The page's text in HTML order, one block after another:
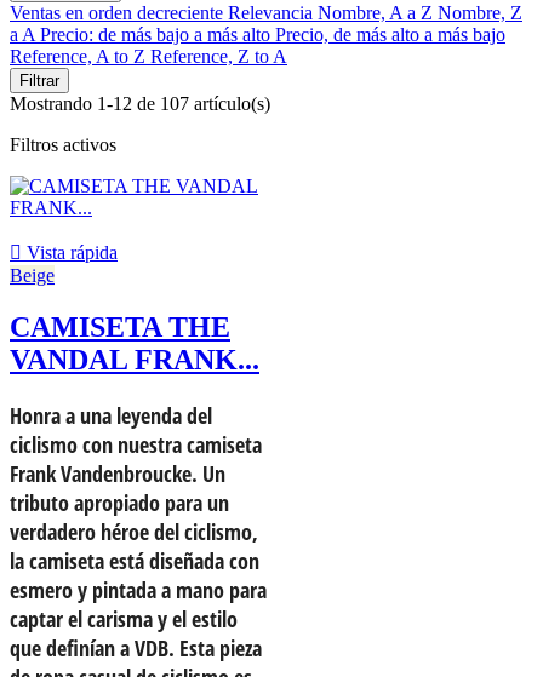
Ventas en orden decreciente Relevancia Nombre, A a Z Nombre, Z
a A Precio: de más bajo a más alto Precio, de más alto a más bajo
Reference, A to Z Reference, Z to A
Filtrar
Mostrando 1-12 de 107 artículo(s)
Filtros activos
 Vista rápida
Beige
CAMISETA THE
VANDAL FRANK...
Honra a una leyenda del
ciclismo con nuestra camiseta
Frank Vandenbroucke. Un
tributo apropiado para un
verdadero héroe del ciclismo,
la camiseta está diseñada con
esmero y pintada a mano para
captar el carisma y el estilo
que definían a VDB. Esta pieza